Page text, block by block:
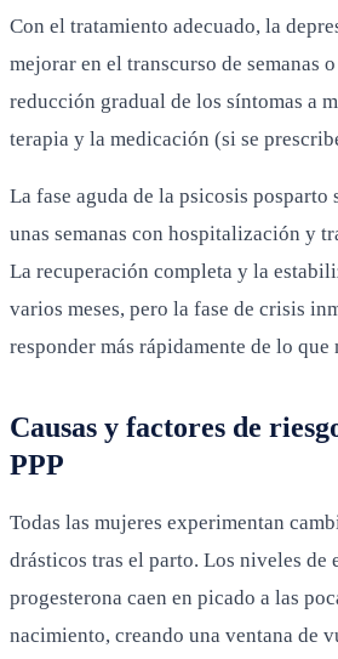
Con el tratamiento adecuado, la
mejorar en el transcurso de semanas
reducción gradual de los síntomas a
terapia y la medicación (si se
La fase aguda de la psicosis posparto
unas semanas con hospitalización y
La recuperación completa y la
varios meses, pero la fase de crisis
responder más rápidamente de lo que
Causas y factores de
PPP
Todas las mujeres experimentan
drásticos tras el parto. Los niveles de
progesterona caen en picado a las
nacimiento, creando una ventana de